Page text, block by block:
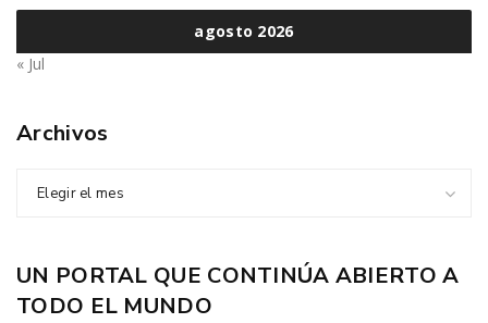
agosto 2026
« Jul
Archivos
Elegir el mes
UN PORTAL QUE CONTINÚA ABIERTO A
TODO EL MUNDO